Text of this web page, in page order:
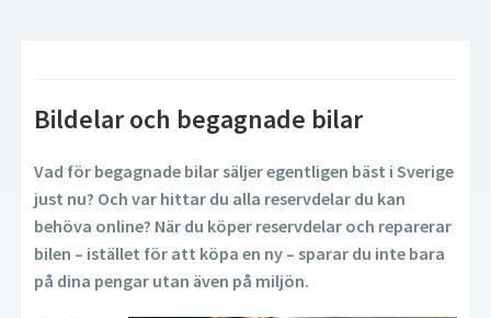
Bildelar och begagnade bilar
Vad för begagnade bilar säljer egentligen bäst i Sverige
just nu? Och var hittar du alla reservdelar du kan
behöva online? När du köper reservdelar och reparerar
bilen – istället för att köpa en ny – sparar du inte bara
på dina pengar utan även på miljön.